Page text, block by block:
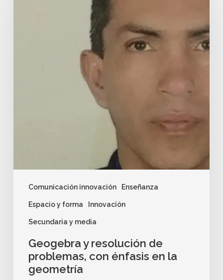
Comunicación innovación Enseñanza
Espacio y forma Innovación
Secundaria y media
Geogebra y resolución de
problemas, con énfasis en la
geometría